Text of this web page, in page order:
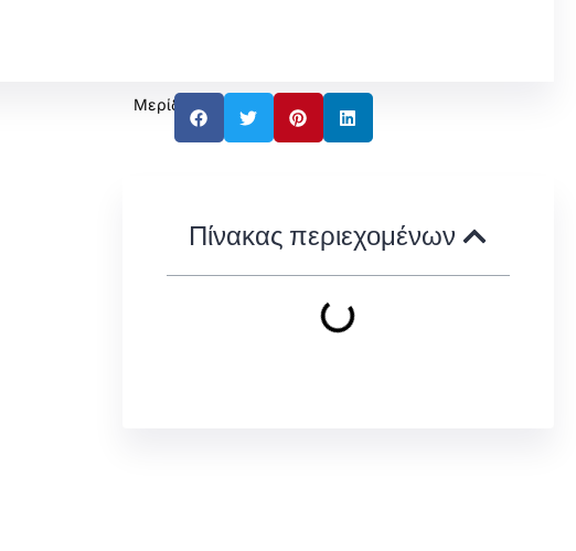
Μερίδιο:
Πίνακας περιεχομένων